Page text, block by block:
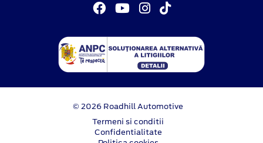
© 2026 Roadhill Automotive
Termeni si conditii
Confidentialitate